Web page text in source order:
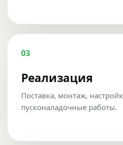
03
Реализация
Поставка, монтаж,
пусконаладочные работы.